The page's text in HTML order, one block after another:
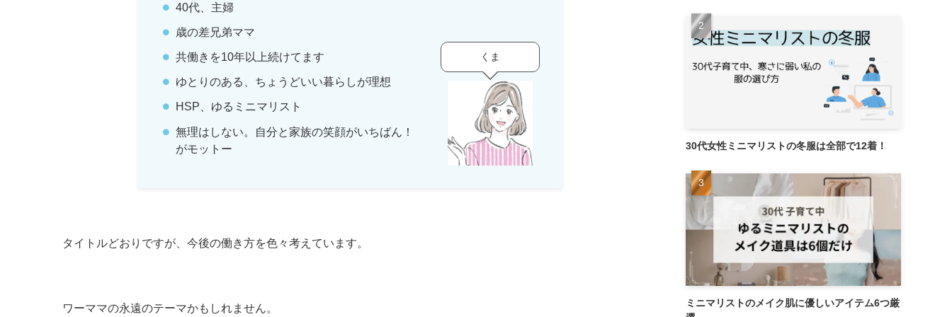
40代、主婦
歳の差兄弟ママ
共働きを10年以上続けてます
ゆとりのある、ちょうどいい暮らしが理想
HSP、ゆるミニマリスト
無理はしない。自分と家族の笑顔がいちばん！
がモットー
くま
タイトルどおりですが、今後の働き方を色々考えています。
ワーママの永遠のテーマかもしれません。
30代女性ミニマリストの冬服は全部で12着！
ミニマリストのメイク肌に優しいアイテム6つ厳